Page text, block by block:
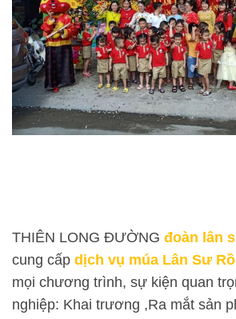
THIÊN LONG ĐƯỜNG đoàn lân
cung cấp dịch vụ múa Lân Sư
mọi chương trình, sự kiện quan
nghiệp: Khai trương ,Ra mắt sản